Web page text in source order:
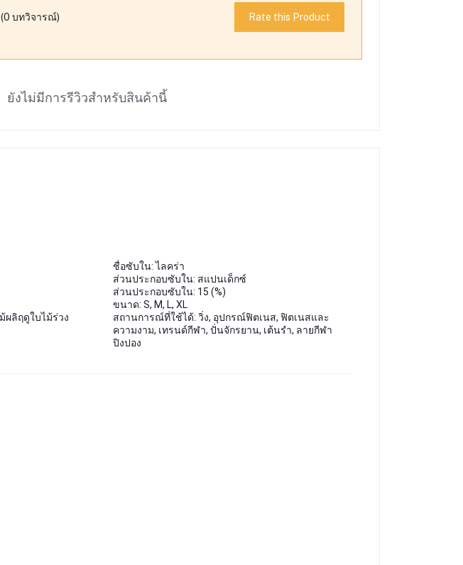
(0 บทวิจารณ์) Rate this Product
ยังไม่มีการรีวิวสำหรับสินค้านี้
ผลิฤดูใบไม้ร่วง
ชื่อซับใน: ไลคร่า
ส่วนประกอบซับใน: สแปนเด็กซ์
ส่วนประกอบซับใน: 15 (%)
ขนาด: S, M, L, XL
สถานการณ์ที่ใช้ได้: วิ่ง, อุปกรณ์ฟิตเนส, ฟิตเนสและ
ความงาม, เทรนด์กีฬา, ปั่นจักรยาน, เต้นรำ, ลายกีฬา
ปิงปอง